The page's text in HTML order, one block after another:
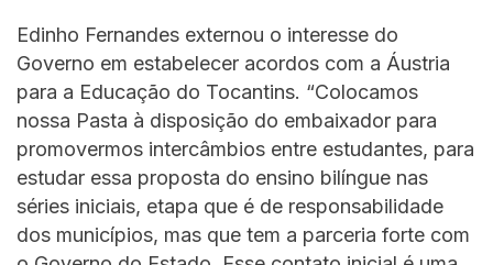
Edinho Fernandes externou o interesse do
Governo em estabelecer acordos com a Áustria
para a Educação do Tocantins. “Colocamos
nossa Pasta à disposição do embaixador para
promovermos intercâmbios entre estudantes, para
estudar essa proposta do ensino bilíngue nas
séries iniciais, etapa que é de responsabilidade
dos municípios, mas que tem a parceria forte com